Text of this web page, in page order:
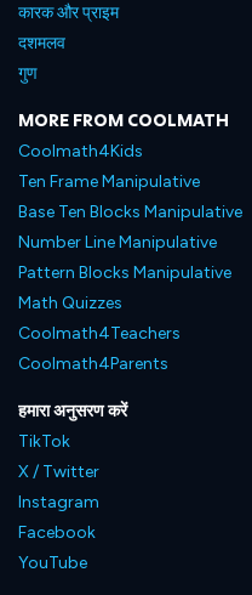
कारक और प्राइम
दशमलव
गुण
MORE FROM COOLMATH
Coolmath4Kids
Ten Frame Manipulative
Base Ten Blocks Manipulative
Number Line Manipulative
Pattern Blocks Manipulative
Math Quizzes
Coolmath4Teachers
Coolmath4Parents
हमारा अनुसरण करें
TikTok
X / Twitter
Instagram
Facebook
YouTube